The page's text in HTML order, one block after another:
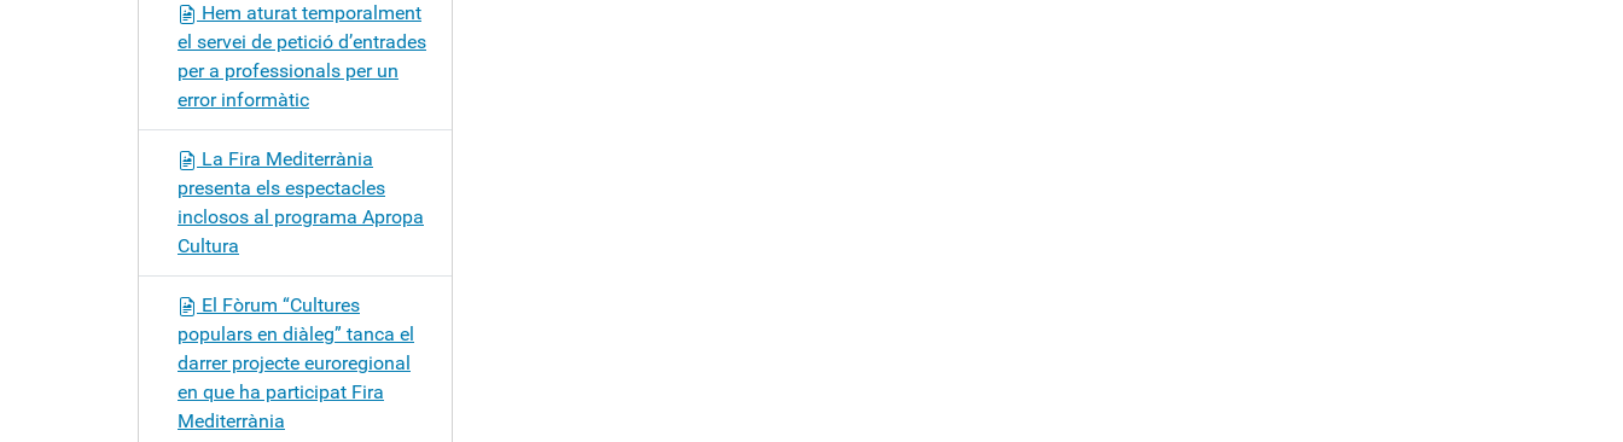
Hem aturat temporalment
el servei de petició d’entrades
per a professionals per un
error informàtic
La Fira Mediterrània
presenta els espectacles
inclosos al programa Apropa
Cultura
El Fòrum “Cultures
populars en diàleg” tanca el
darrer projecte euroregional
en que ha participat Fira
Mediterrània